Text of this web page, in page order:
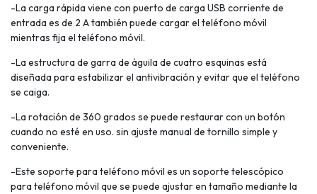
-La carga rápida viene con puerto de carga USB corriente de
entrada es de 2 A también puede cargar el teléfono móvil
mientras fija el teléfono móvil.
-La estructura de garra de águila de cuatro esquinas está
diseñada para estabilizar el antivibración y evitar que el teléfono
se caiga.
-La rotación de 360 grados se puede restaurar con un botón
cuando no esté en uso. sin ajuste manual de tornillo simple y
conveniente.
-Este soporte para teléfono móvil es un soporte telescópico
para teléfono móvil que se puede ajustar en tamaño mediante la